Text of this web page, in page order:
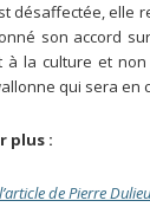
désaffectée, elle
son accord
à la culture et non
qui sera en
plus :
de Pierre